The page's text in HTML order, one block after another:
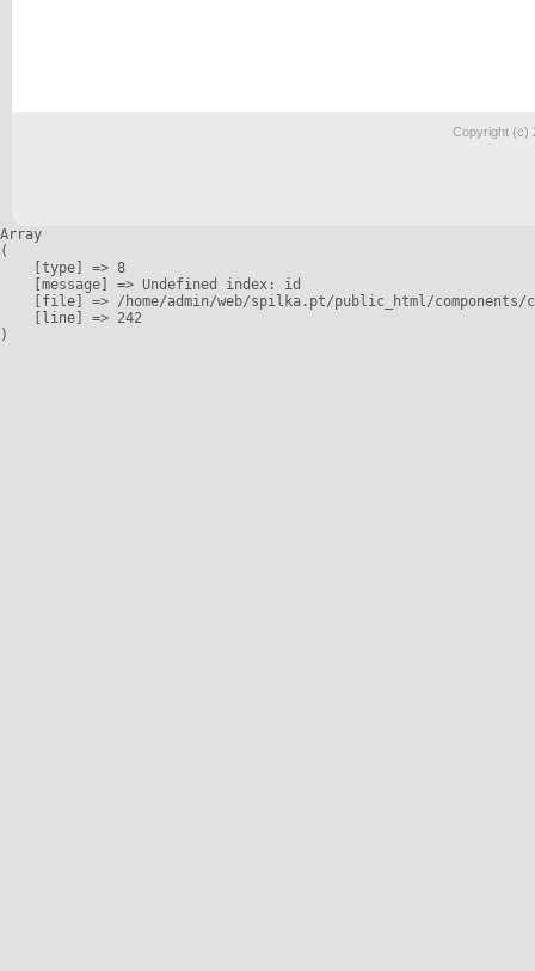
Copyright (c)
Array
(
    [type] => 8
    [message] => Undefined index: id
[file] => /home/admin/web/spilka.pt/public_html/
    [line] => 242